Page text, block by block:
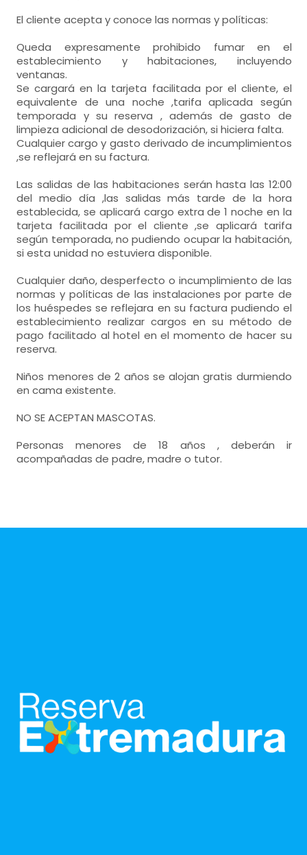
El cliente acepta y conoce las normas y políticas:
Queda expresamente prohibido fumar en el
establecimiento y habitaciones, incluyendo
ventanas.
Se cargará en la tarjeta facilitada por el cliente, el
equivalente de una noche ,tarifa aplicada según
temporada y su reserva , además de gasto de
limpieza adicional de desodorización, si hiciera falta.
Cualquier cargo y gasto derivado de incumplimientos
,se reflejará en su factura.
Las salidas de las habitaciones serán hasta las 12:00
del medio día ,las salidas más tarde de la hora
establecida, se aplicará cargo extra de 1 noche en la
tarjeta facilitada por el cliente ,se aplicará tarifa
según temporada, no pudiendo ocupar la habitación,
si esta unidad no estuviera disponible.
Cualquier daño, desperfecto o incumplimiento de las
normas y políticas de las instalaciones por parte de
los huéspedes se reflejara en su factura pudiendo el
establecimiento realizar cargos en su método de
pago facilitado al hotel en el momento de hacer su
reserva.
Niños menores de 2 años se alojan gratis durmiendo
en cama existente.
NO SE ACEPTAN MASCOTAS.
Personas menores de 18 años , deberán ir
acompañadas de padre, madre o tutor.